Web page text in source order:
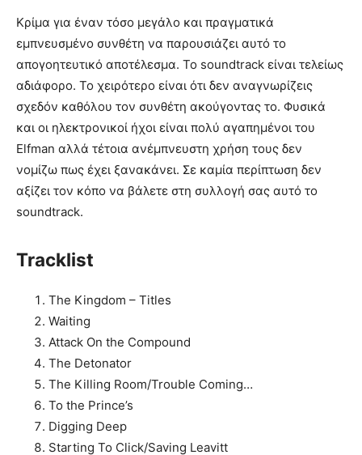
Κρίμα για έναν τόσο μεγάλο και πραγματικά
εμπνευσμένο συνθέτη να παρουσιάζει αυτό το
απογοητευτικό αποτέλεσμα. Το soundtrack είναι τελείως
αδιάφορο. Το χειρότερο είναι ότι δεν αναγνωρίζεις
σχεδόν καθόλου τον συνθέτη ακούγοντας το. Φυσικά
και οι ηλεκτρονικοί ήχοι είναι πολύ αγαπημένοι του
Elfman αλλά τέτοια ανέμπνευστη χρήση τους δεν
νομίζω πως έχει ξανακάνει. Σε καμία περίπτωση δεν
αξίζει τον κόπο να βάλετε στη συλλογή σας αυτό το
soundtrack.
Tracklist
The Kingdom – Titles
Waiting
Attack On the Compound
The Detonator
The Killing Room/Trouble Coming…
To the Prince’s
Digging Deep
Starting To Click/Saving Leavitt